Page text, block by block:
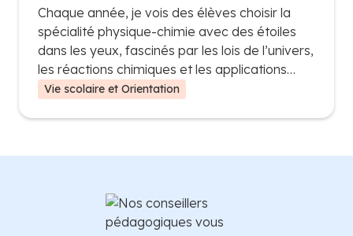
Chaque année, je vois des élèves choisir la
spécialité physique-chimie avec des étoiles
dans les yeux, fascinés par les lois de l’univers,
les réactions chimiques et les applications
technologiques. Mais une fois plongés dans le
Vie scolaire et Orientation